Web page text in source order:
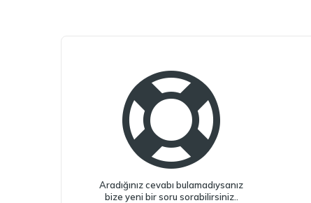
Aradığınız cevabı bulamadıysanız
bize yeni bir soru sorabilirsiniz..